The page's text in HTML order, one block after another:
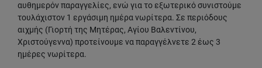
αυθημερόν παραγγελίες, ενώ για το εξωτερικό συνιστούμε
τουλάχιστον 1 εργάσιμη ημέρα νωρίτερα. Σε περιόδους
αιχμής (Γιορτή της Μητέρας, Αγίου Βαλεντίνου,
Χριστούγεννα) προτείνουμε να παραγγέλνετε 2 έως 3
ημέρες νωρίτερα.